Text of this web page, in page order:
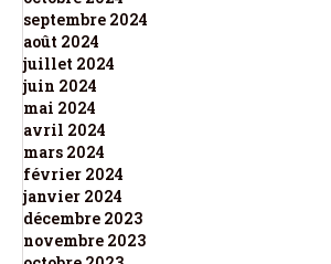
septembre 2024
août 2024
juillet 2024
juin 2024
mai 2024
avril 2024
mars 2024
février 2024
janvier 2024
décembre 2023
novembre 2023